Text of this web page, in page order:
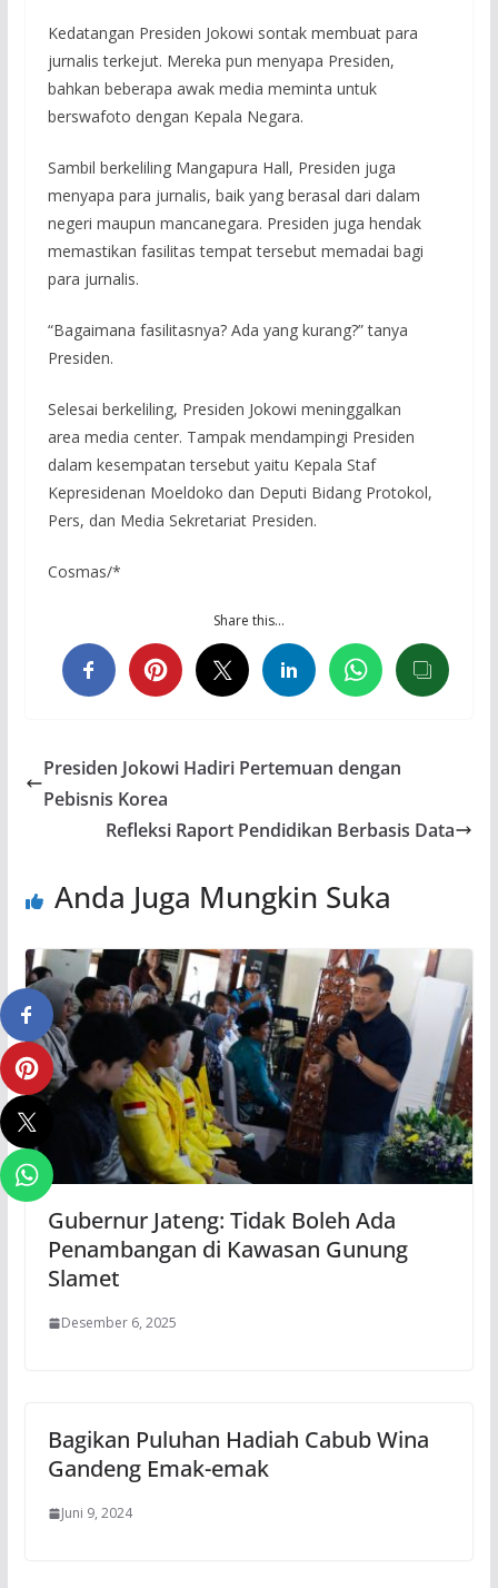
Kedatangan Presiden Jokowi sontak membuat para
jurnalis terkejut. Mereka pun menyapa Presiden,
bahkan beberapa awak media meminta untuk
berswafoto dengan Kepala Negara.
Sambil berkeliling Mangapura Hall, Presiden juga
menyapa para jurnalis, baik yang berasal dari dalam
negeri maupun mancanegara. Presiden juga hendak
memastikan fasilitas tempat tersebut memadai bagi
para jurnalis.
“Bagaimana fasilitasnya? Ada yang kurang?” tanya
Presiden.
Selesai berkeliling, Presiden Jokowi meninggalkan
area media center. Tampak mendampingi Presiden
dalam kesempatan tersebut yaitu Kepala Staf
Kepresidenan Moeldoko dan Deputi Bidang Protokol,
Pers, dan Media Sekretariat Presiden.
Cosmas/*
Share this…
Presiden Jokowi Hadiri Pertemuan dengan
Pebisnis Korea
Refleksi Raport Pendidikan Berbasis Data
Anda Juga Mungkin Suka
Gubernur Jateng: Tidak Boleh Ada
Penambangan di Kawasan Gunung
Slamet
Desember 6, 2025
Bagikan Puluhan Hadiah Cabub Wina
Gandeng Emak-emak
Juni 9, 2024